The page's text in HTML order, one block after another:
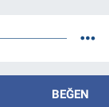
BEĞEN